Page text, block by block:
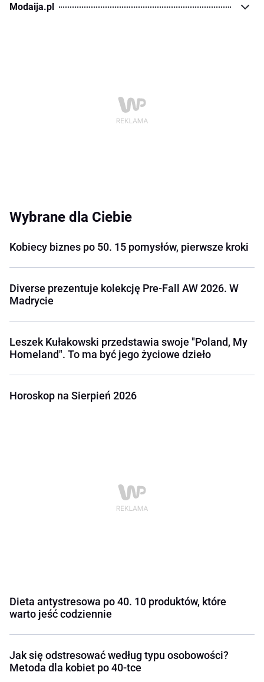
Modaija.pl
Wybrane dla Ciebie
Kobiecy biznes po 50. 15 pomysłów, pierwsze kroki
Diverse prezentuje kolekcję Pre-Fall AW 2026. W
Madrycie
Leszek Kułakowski przedstawia swoje "Poland, My
Homeland". To ma być jego życiowe dzieło
Horoskop na Sierpień 2026
Dieta antystresowa po 40. 10 produktów, które
warto jeść codziennie
Jak się odstresować według typu osobowości?
Metoda dla kobiet po 40-tce